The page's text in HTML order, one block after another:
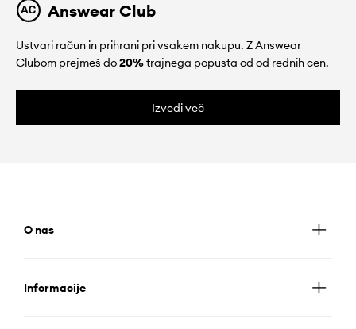
Answear Club
Ustvari račun in prihrani pri vsakem nakupu. Z Answear
Clubom prejmeš do20%trajnega popusta od od rednih cen.
Izvedi več
O nas
Informacije